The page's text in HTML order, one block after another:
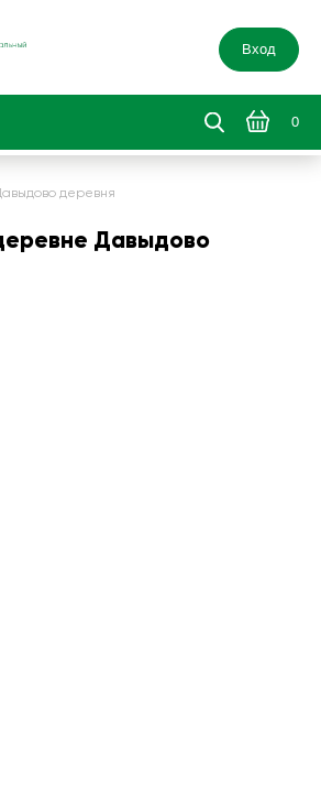
Вход
0
деревня
Давыдово